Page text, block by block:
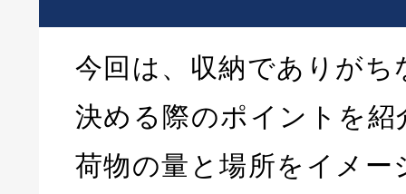
今回は、収納でありがち
決める際のポイントを紹
荷物の量と場所をイメー